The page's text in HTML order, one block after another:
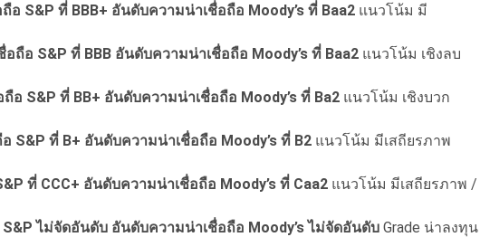
S&P ที่ BBB+ อันดับความน่าเชื่อถือ Moody’s ที่ Baa2 แนวโน้ม มี
ถือ S&P ที่ BBB อันดับความน่าเชื่อถือ Moody’s ที่ Baa2 แนวโน้ม เชิงลบ
อ S&P ที่ BB+ อันดับความน่าเชื่อถือ Moody’s ที่ Ba2 แนวโน้ม เชิงบวก
S&P ที่ B+ อันดับความน่าเชื่อถือ Moody’s ที่ B2 แนวโน้ม มีเสถียรภาพ
ที่ CCC+ อันดับความน่าเชื่อถือ Moody’s ที่ Caa2 แนวโน้ม มีเสถียรภาพ /
ไม่จัดอันดับ อันดับความน่าเชื่อถือ Moody’s ไม่จัดอันดับ Grade น่าลงทุน